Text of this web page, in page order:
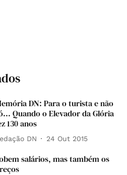
DN: Para o turista e não
Quando o Elevador da Glória
130 anos
DN 24 Out 2015
salários, mas também os